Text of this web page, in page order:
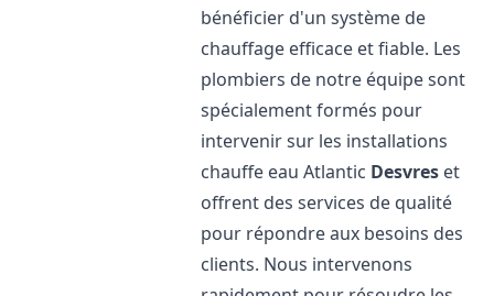
bénéficier d'un système de
chauffage efficace et fiable. Les
plombiers de notre équipe sont
spécialement formés pour
intervenir sur les installations
chauffe eau Atlantic Desvres et
offrent des services de qualité
pour répondre aux besoins des
clients. Nous intervenons